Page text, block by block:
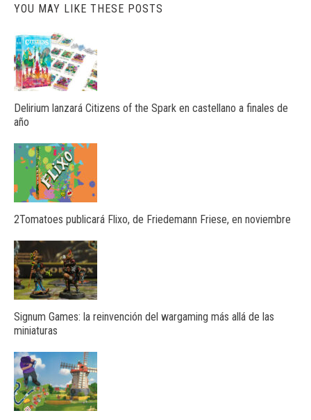
YOU MAY LIKE THESE POSTS
Delirium lanzará Citizens of the Spark en castellano a finales de
año
2Tomatoes publicará Flixo, de Friedemann Friese, en noviembre
Signum Games: la reinvención del wargaming más allá de las
miniaturas